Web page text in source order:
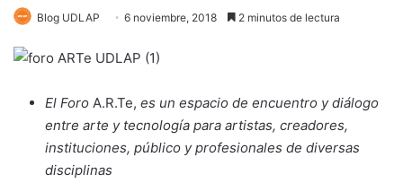
Blog UDLAP 6 noviembre, 2018 2 minutos de lectura
El Foro A.R.Te, es un espacio de encuentro y diálogo
entre arte y tecnología para artistas, creadores,
instituciones, público y profesionales de diversas
disciplinas